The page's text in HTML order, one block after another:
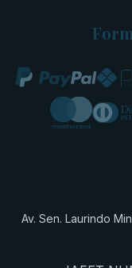
Av. Sen. Laurindo